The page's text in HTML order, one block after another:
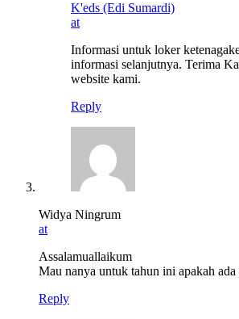
K'eds (Edi Sumardi)
at
Informasi untuk loker
informasi selanjutnya. Terima
website kami.
Reply
Widya Ningrum
at
Assalamuallaikum
Mau nanya untuk tahun ini apakah
Reply